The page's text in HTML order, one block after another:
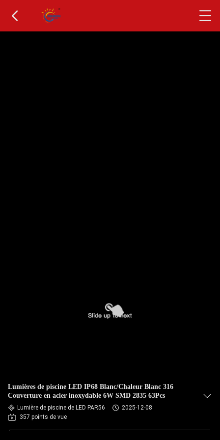
Lumières de piscine LED IP68 Blanc/Chaleur Blanc 316
Couverture en acier inoxydable 6W SMD 2835 63Pcs
Lumière de piscine de LED PAR56
2025-12-08
357 points de vue